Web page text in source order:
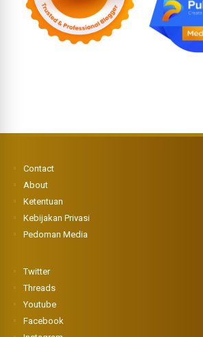
Contact
About
Ketentuan
Kebijakan Privasi
Pedoman Media
Twitter
Threads
Youtube
Facebook